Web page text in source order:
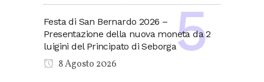
Festa di San Bernardo 2026 –
Presentazione della nuova moneta da 2
luigini del Principato di Seborga
8 Agosto 2026